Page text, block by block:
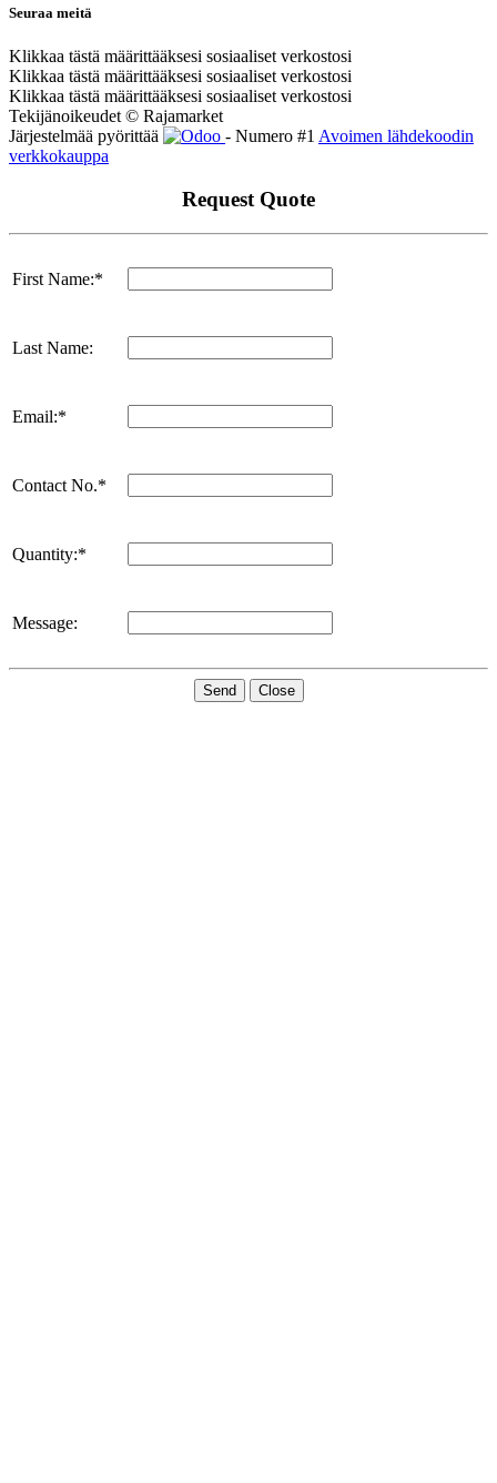
Seuraa meitä
Klikkaa tästä määrittääksesi sosiaaliset verkostosi
Klikkaa tästä määrittääksesi sosiaaliset verkostosi
Klikkaa tästä määrittääksesi sosiaaliset verkostosi
Tekijänoikeudet © Rajamarket
Järjestelmää pyörittää
- Numero #1 Avoimen lähdekoodin
verkkokauppa
Request Quote
First Name:*
Last Name:
Email:*
Contact No.*
Quantity:*
Message:
Send Close